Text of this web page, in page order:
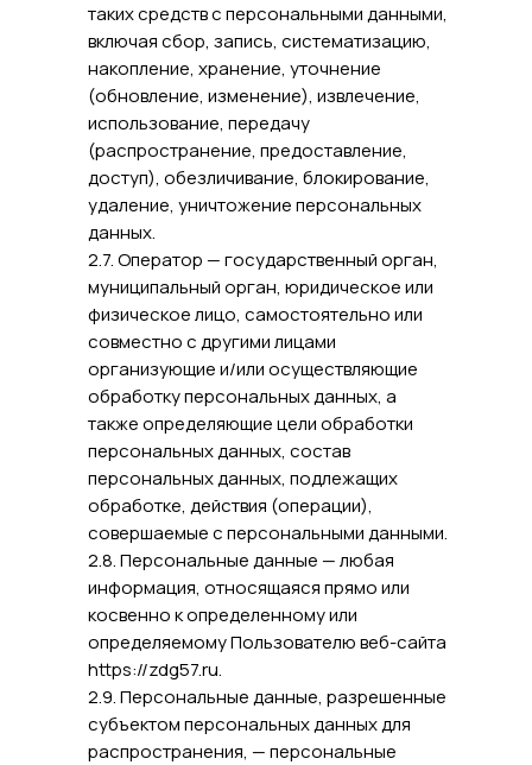
таких средств с персональными данными,
включая сбор, запись, систематизацию,
накопление, хранение, уточнение
(обновление, изменение), извлечение,
использование, передачу
(распространение, предоставление,
доступ), обезличивание, блокирование,
удаление, уничтожение персональных
данных.
2.7. Оператор — государственный орган,
муниципальный орган, юридическое или
физическое лицо, самостоятельно или
совместно с другими лицами
организующие и/или осуществляющие
обработку персональных данных, а
также определяющие цели обработки
персональных данных, состав
персональных данных, подлежащих
обработке, действия (операции),
совершаемые с персональными данными.
2.8. Персональные данные — любая
информация, относящаяся прямо или
косвенно к определенному или
определяемому Пользователю веб-сайта
https://zdg57.ru.
2.9. Персональные данные, разрешенные
субъектом персональных данных для
распространения, — персональные